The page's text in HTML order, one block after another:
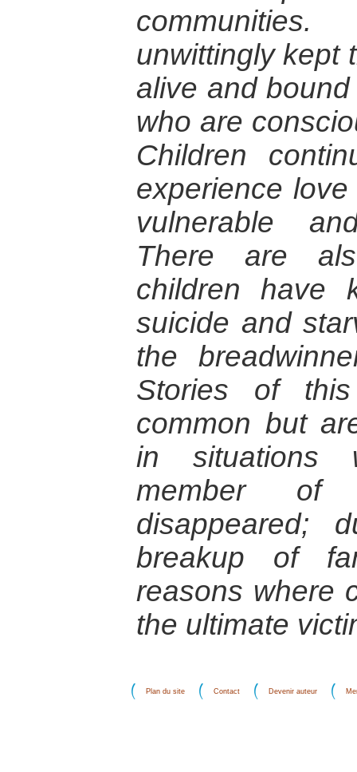
unwittingly kept
alive and
who are
Children
experience
vulnerable
There are
children have
suicide and
the
Stories of
common but
in situations
member
disappeared;
breakup of
reasons where
the ultimate
Plan du site Contact Devenir auteur